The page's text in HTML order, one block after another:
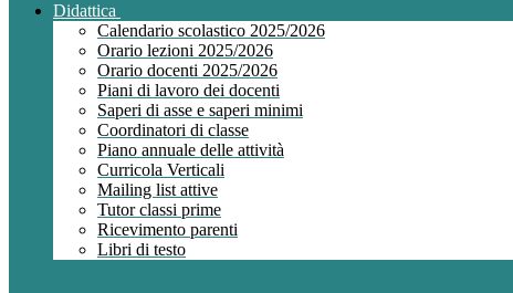
Didattica
Calendario scolastico 2025/2026
Orario lezioni 2025/2026
Orario docenti 2025/2026
Piani di lavoro dei docenti
Saperi di asse e saperi minimi
Coordinatori di classe
Piano annuale delle attività
Curricola Verticali
Mailing list attive
Tutor classi prime
Ricevimento parenti
Libri di testo